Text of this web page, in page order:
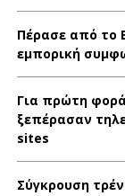
Πέρασε από το
εμπορική
Για πρώτη
ξεπέρασαν
sites
Σύγκρουση